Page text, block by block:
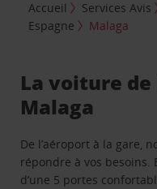
Accueil Services Avis
Espagne
Malaga
La voiture
Malaga
De l’aéroport à la gare,
répondre à vos besoins.
d’une 5 portes